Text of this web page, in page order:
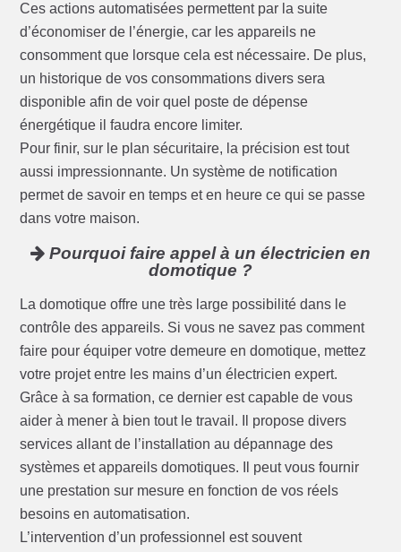
Ces actions automatisées permettent par la suite
d’économiser de l’énergie, car les appareils ne
consomment que lorsque cela est nécessaire. De plus,
un historique de vos consommations divers sera
disponible afin de voir quel poste de dépense
énergétique il faudra encore limiter.
Pour finir, sur le plan sécuritaire, la précision est tout
aussi impressionnante. Un système de notification
permet de savoir en temps et en heure ce qui se passe
dans votre maison.
Pourquoi faire appel à un électricien en
domotique ?
La domotique offre une très large possibilité dans le
contrôle des appareils. Si vous ne savez pas comment
faire pour équiper votre demeure en domotique, mettez
votre projet entre les mains d’un électricien expert.
Grâce à sa formation, ce dernier est capable de vous
aider à mener à bien tout le travail. Il propose divers
services allant de l’installation au dépannage des
systèmes et appareils domotiques. Il peut vous fournir
une prestation sur mesure en fonction de vos réels
besoins en automatisation.
L’intervention d’un professionnel est souvent